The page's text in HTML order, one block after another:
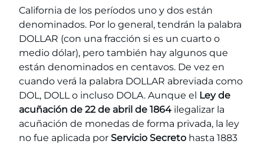
California de los períodos uno y dos están
denominados. Por lo general, tendrán la palabra
DOLLAR (con una fracción si es un cuarto o
medio dólar), pero también hay algunos que
están denominados en centavos. De vez en
cuando verá la palabra DOLLAR abreviada como
DOL, DOLL o incluso DOLA. Aunque el Ley de
acuñación de 22 de abril de 1864 ilegalizar la
acuñación de monedas de forma privada, la ley
no fue aplicada por Servicio Secreto hasta 1883